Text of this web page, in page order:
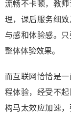
流畅不卡顿，教
理，课后服务细
与感和体验感。
整体体验效果。
而互联网恰恰是
程体验，经受不
构马太效应加速